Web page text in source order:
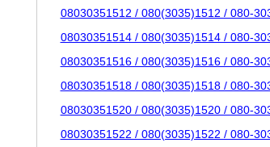
08030351512 / 080(3035)1512 / 080-
08030351514 / 080(3035)1514 / 080-
08030351516 / 080(3035)1516 / 080-
08030351518 / 080(3035)1518 / 080-
08030351520 / 080(3035)1520 / 080-
08030351522 / 080(3035)1522 / 080-